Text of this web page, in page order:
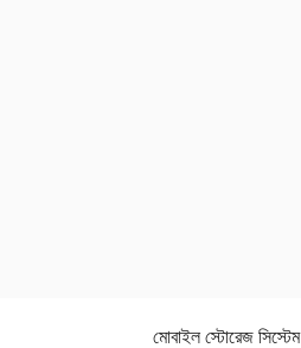
মোবাইল স্টোরেজ সিস্টেম